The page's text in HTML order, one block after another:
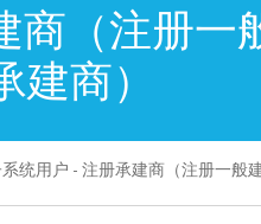
（注册一
商）
统用户 - 注册承建商（注册一般